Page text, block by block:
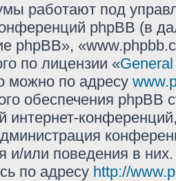
работают под
phpBB (в
phpBB»,
по лицензии «
можно по адресу
обеспечения phpBB
интернет-
и/или поведения в
по адресу http://